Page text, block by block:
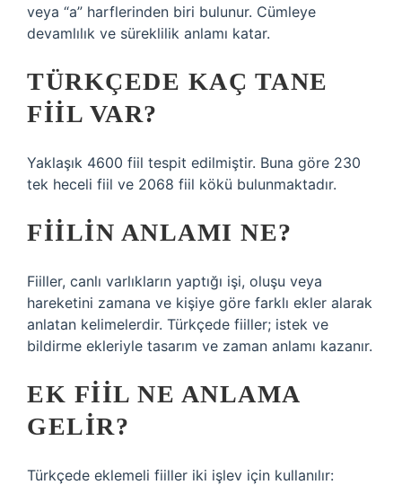
veya “a” harflerinden biri bulunur. Cümleye
devamlılık ve süreklilik anlamı katar.
TÜRKÇEDE KAÇ TANE
FIIL VAR?
Yaklaşık 4600 fiil tespit edilmiştir. Buna göre 230
tek heceli fiil ve 2068 fiil kökü bulunmaktadır.
FIILIN ANLAMI NE?
Fiiller, canlı varlıkların yaptığı işi, oluşu veya
hareketini zamana ve kişiye göre farklı ekler alarak
anlatan kelimelerdir. Türkçede fiiller; istek ve
bildirme ekleriyle tasarım ve zaman anlamı kazanır.
EK FIIL NE ANLAMA
GELIR?
Türkçede eklemeli fiiller iki işlev için kullanılır: